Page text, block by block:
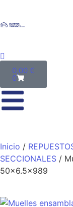
0,00 €
0
Inicio /
SECCIONALES /
50×6.5×989